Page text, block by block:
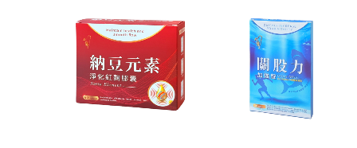
始
價
格：
NT$3,980。
前
格：
NT$3,680。
格：
NT$1,080。
前
價
格：
NT$990